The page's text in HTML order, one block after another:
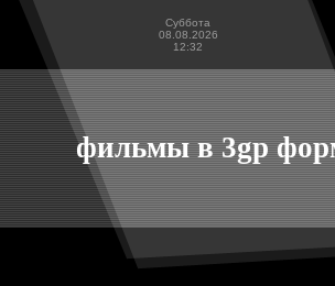
Суббота
08.08.2026
12:32
фильмы в 3gp